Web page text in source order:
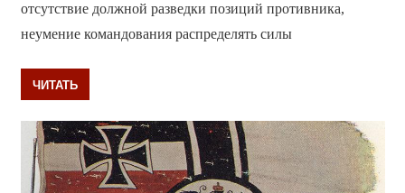
отсутствие должной разведки позиций противника,
неумение командования распределять силы
ЧИТАТЬ